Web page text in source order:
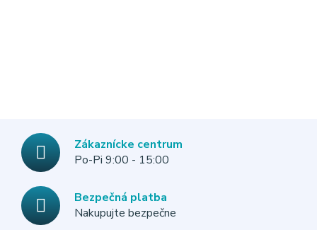
Zákaznícke centrum
Po-Pi 9:00 - 15:00
Bezpečná platba
Nakupujte bezpečne